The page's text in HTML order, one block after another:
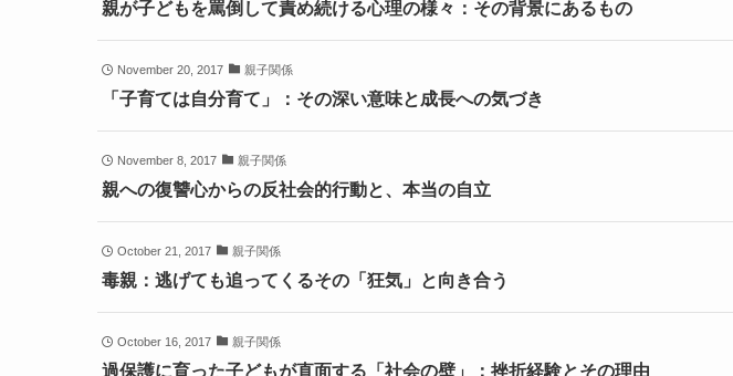
親が子どもを罵倒して責め続ける心理の様々：その背景にあるもの
November 20, 2017 親子関係
「子育ては自分育て」：その深い意味と成長への気づき
November 8, 2017 親子関係
親への復讐心からの反社会的行動と、本当の自立
October 21, 2017 親子関係
毒親：逃げても追ってくるその「狂気」と向き合う
October 16, 2017 親子関係
過保護に育った子どもが直面する「社会の壁」：挫折経験とその理由